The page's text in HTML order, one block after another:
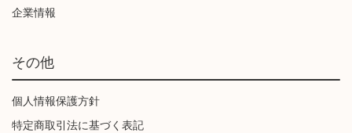
企業情報
その他
個人情報保護方針
特定商取引法に基づく表記